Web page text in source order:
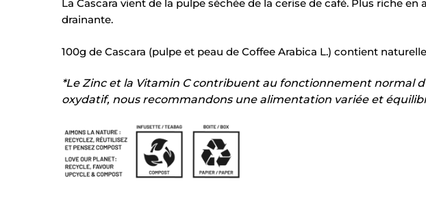
La Cascara vient de la pulpe séchée de la cerise de café. Plus riche
drainante.
100g de Cascara (pulpe et peau de Coffee Arabica L.) contient
*Le Zinc et la Vitamin C contribuent au fonctionnement normal
oxydatif, nous recommandons une alimentation variée et